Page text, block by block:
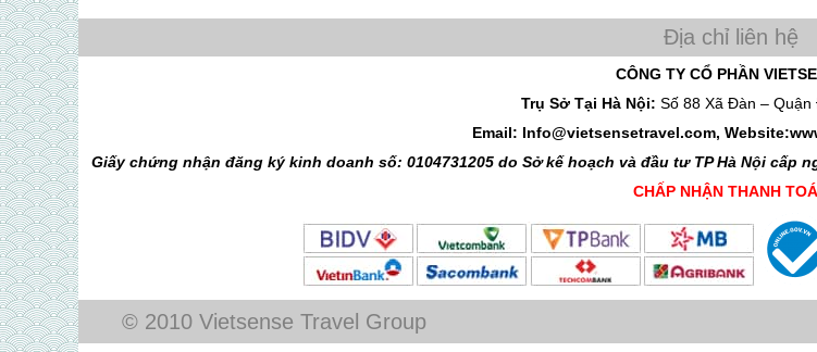
CÔNG TY CỔ PHẦN
Trụ Sở Tại Hà Nội: Số 88 Xã Đàn –
Email: Info@vietsensetravel.com,
Giấy chứng nhận đăng ký kinh doanh số: 0104731205 do Sở kế hoạch và đầu tư TP Hà Nội cấp
CHẤP NHẬN THANH
© 2010 Vietsense Travel Group